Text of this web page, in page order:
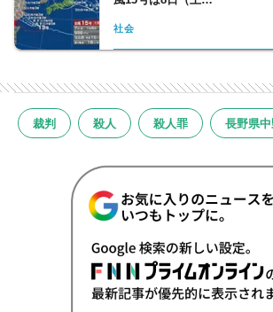
社会
裁判 殺人 殺人罪 長野県